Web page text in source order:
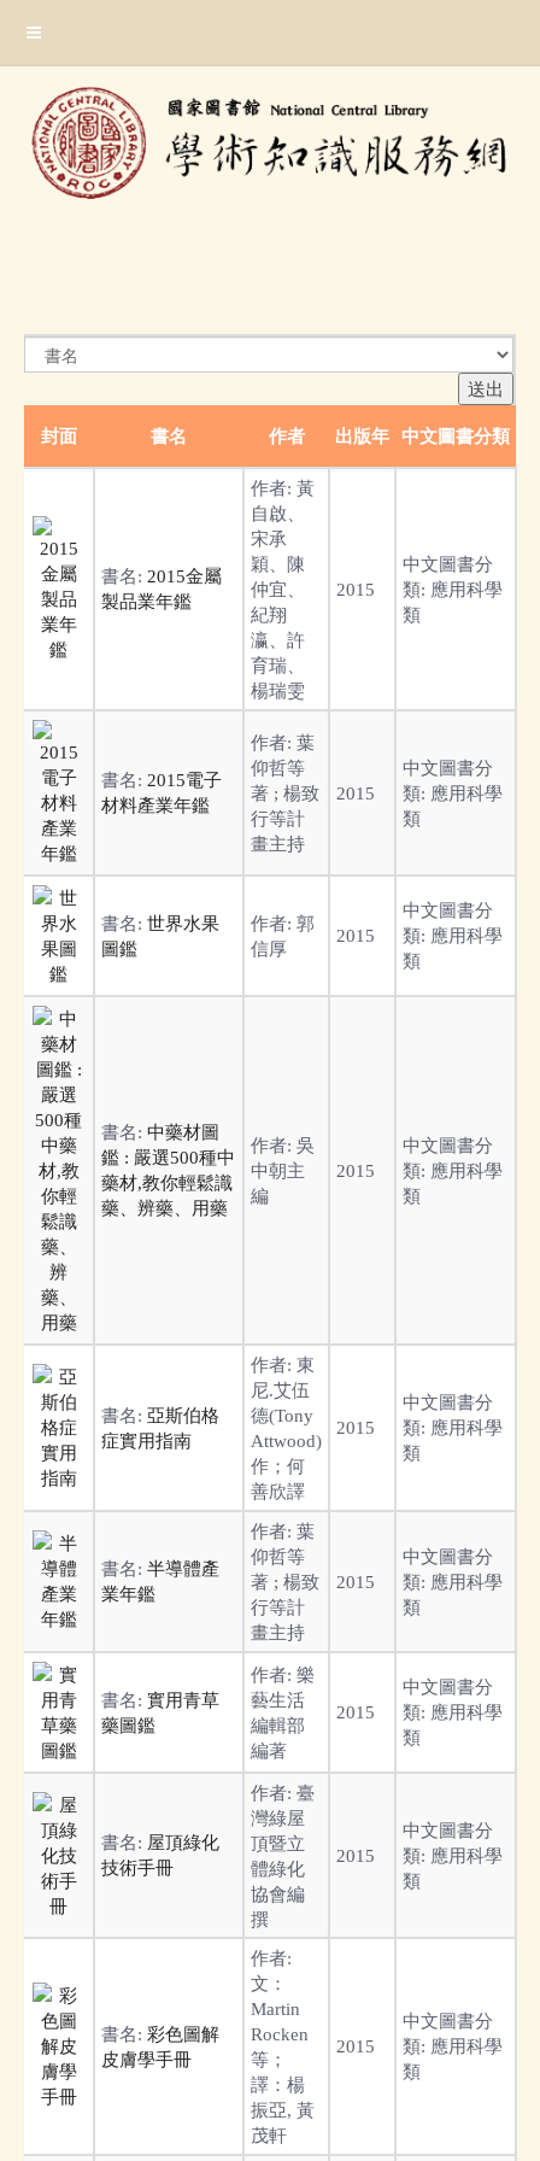
主
封面 書名 作者 出版年 中文圖書分類
書名: 2015金屬
製品業年鑑
作者: 黃
自啟、
宋承
穎、陳
仲宜、
紀翔
瀛、許
育瑞、
楊瑞雯
2015
中文圖書分
類: 應用科學
類
書名: 2015電子
材料產業年鑑
作者: 葉
仰哲等
著 ; 楊致
行等計
畫主持
2015
中文圖書分
類: 應用科學
類
書名: 世界水果
圖鑑
作者: 郭
信厚
2015
中文圖書分
類: 應用科學
類
書名: 中藥材圖
鑑 : 嚴選500種中
藥材,教你輕鬆識
藥、辨藥、用藥
作者: 吳
中朝主
編
2015
中文圖書分
類: 應用科學
類
書名: 亞斯伯格
症實用指南
作者: 東
尼.艾伍
德(Tony
Attwood)
作；何
善欣譯
2015
中文圖書分
類: 應用科學
類
書名: 半導體產
業年鑑
作者: 葉
仰哲等
著 ; 楊致
行等計
畫主持
2015
中文圖書分
類: 應用科學
類
書名: 實用青草
藥圖鑑
作者: 樂
藝生活
編輯部
編著
2015
中文圖書分
類: 應用科學
類
書名: 屋頂綠化
技術手冊
作者: 臺
灣綠屋
頂暨立
體綠化
協會編
撰
2015
中文圖書分
類: 應用科學
類
書名: 彩色圖解
皮膚學手冊
作者:
文：
Martin
Rocken
等；
譯：楊
振亞, 黃
茂軒
2015
中文圖書分
類: 應用科學
類